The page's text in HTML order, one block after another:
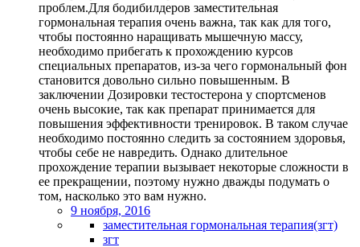
проблем.Для бодибилдеров заместительная
гормональная терапия очень важна, так как для того,
чтобы постоянно наращивать мышечную массу,
необходимо прибегать к прохождению курсов
специальных препаратов, из-за чего гормональный фон
становится довольно сильно повышенным. В
заключении Дозировки тестостерона у спортсменов
очень высокие, так как препарат принимается для
повышения эффективности тренировок. В таком случае
необходимо постоянно следить за состоянием здоровья,
чтобы себе не навредить. Однако длительное
прохождение терапии вызывает некоторые сложности в
ее прекращении, поэтому нужно дважды подумать о
том, насколько это вам нужно.
9 ноября, 2016
заместительная гормональная терапия(згт)
згт